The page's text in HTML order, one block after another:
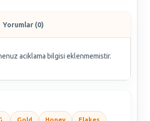
Yorumlar (0)
aciklama bilgisi eklenmemistir.
Gold Honey Flakes